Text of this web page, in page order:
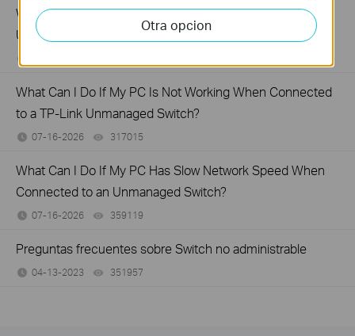
Why Are the Ethernet LED Indicators Off on My TP-Link
Unmanaged Switch?
What Can I Do If My PC Is Not Working When Connected
to a TP-Link Unmanaged Switch?
07-16-2026 317015
What Can I Do If My PC Has Slow Network Speed When
Connected to an Unmanaged Switch?
07-16-2026 359119
Preguntas frecuentes sobre Switch no administrable
04-13-2023 351957
Otra opcion